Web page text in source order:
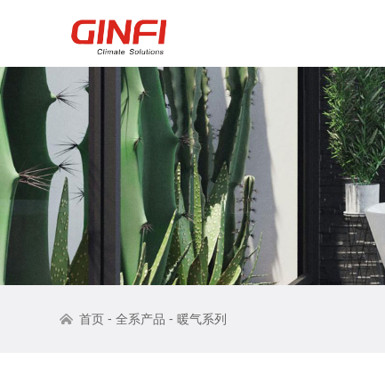
首页 -全系产品 -暖气系列